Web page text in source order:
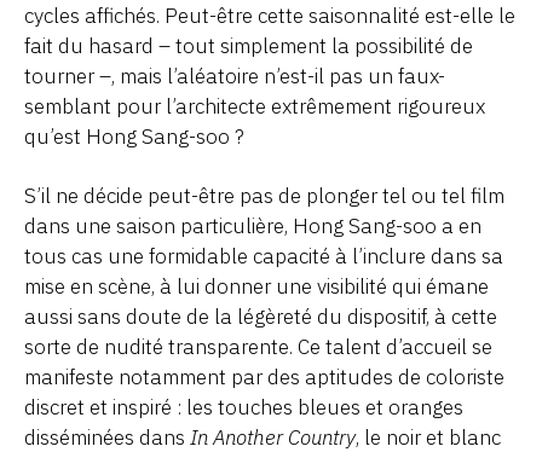
cycles affichés. Peut-être cette saisonnalité est-elle le
fait du hasard – tout simplement la possibilité de
tourner –, mais l’aléatoire n’est-il pas un faux-
semblant pour l’architecte extrêmement rigoureux
qu’est Hong Sang-soo ?
S’il ne décide peut-être pas de plonger tel ou tel film
dans une saison particulière, Hong Sang-soo a en
tous cas une formidable capacité à l’inclure dans sa
mise en scène, à lui donner une visibilité qui émane
aussi sans doute de la légèreté du dispositif, à cette
sorte de nudité transparente. Ce talent d’accueil se
manifeste notamment par des aptitudes de coloriste
discret et inspiré : les touches bleues et oranges
disséminées dans In Another Country, le noir et blanc